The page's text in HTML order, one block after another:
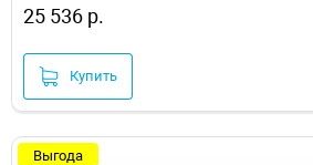
25 536 р.
Купить
Выгода